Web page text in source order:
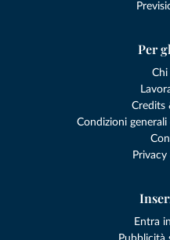
Per
Chi
Credits
Condizioni
Entra